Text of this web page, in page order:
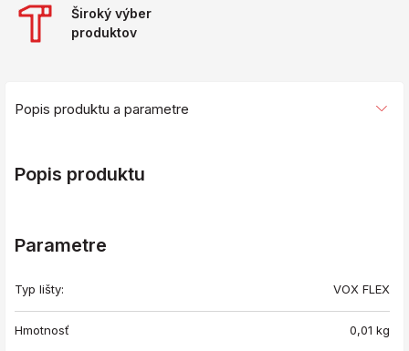
Široký výber
produktov
Popis produktu a parametre
Popis produktu
Parametre
Typ lišty: VOX FLEX
Hmotnosť 0,01 kg